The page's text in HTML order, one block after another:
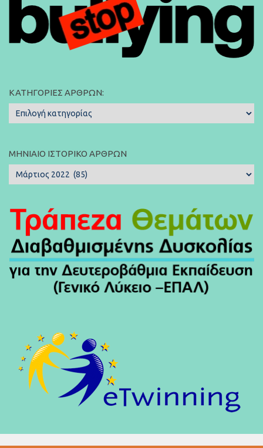
ΚΑΤΗΓΟΡΊΕΣ ΆΡΘΡΩΝ:
Κατηγορίες
Άρθρων:
ΜΗΝΙΑΊΟ ΙΣΤΟΡΙΚΌ ΆΡΘΡΩΝ
Μηνιαίο
Ιστορικό